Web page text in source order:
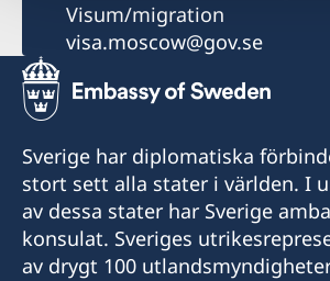
Visum/migration
visa.moscow@gov.se
Sverige har diplomatiska
stort sett alla stater i världen. I
av dessa stater har Sverige
konsulat. Sveriges
av drygt 100